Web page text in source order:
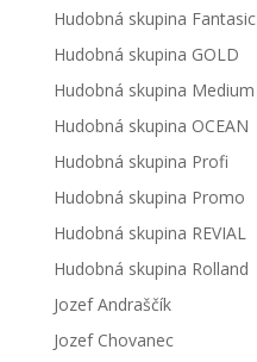
Hudobná skupina Fantasic
Hudobná skupina GOLD
Hudobná skupina Medium
Hudobná skupina OCEAN
Hudobná skupina Profi
Hudobná skupina Promo
Hudobná skupina REVIAL
Hudobná skupina Rolland
Jozef Andraščík
Jozef Chovanec